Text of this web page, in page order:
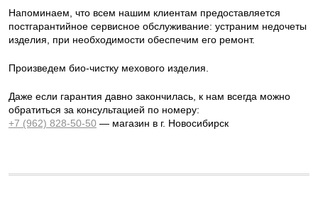
Напоминаем, что всем нашим клиентам предоставляется
постгарантийное сервисное обслуживание: устраним недочеты
изделия, при необходимости обеспечим его ремонт.
Произведем био-чистку мехового изделия.
Даже если гарантия давно закончилась, к нам всегда можно
обратиться за консультацией по номеру:
+7 (962) 828-50-50 — магазин в г. Новосибирск